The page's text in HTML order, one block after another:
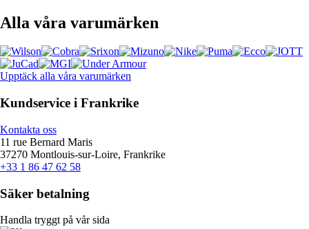
Alla våra varumärken
Upptäck alla våra varumärken
Kundservice i Frankrike
Kontakta oss
11 rue Bernard Maris
37270 Montlouis-sur-Loire, Frankrike
+33 1 86 47 62 58
Säker betalning
Handla tryggt på vår sida